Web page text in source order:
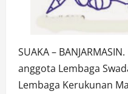
SUAKA –
anggota Lembaga
Lembaga Kerukunan